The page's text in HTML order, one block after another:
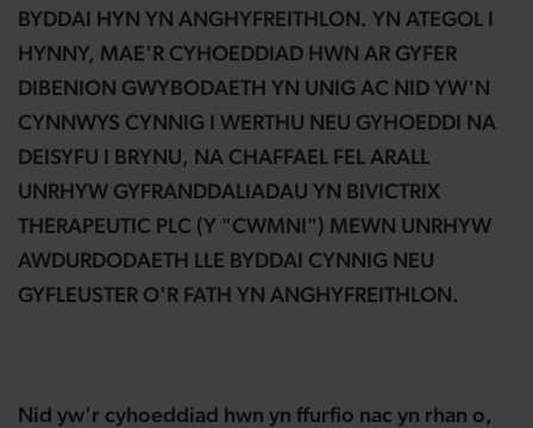
BYDDAI HYN YN ANGHYFREITHLON. YN ATEGOL I
HYNNY, MAE'R CYHOEDDIAD HWN AR GYFER
DIBENION GWYBODAETH YN UNIG AC NID YW'N
CYNNWYS CYNNIG I WERTHU NEU GYHOEDDI NA
DEISYFU I BRYNU, NA CHAFFAEL FEL ARALL
UNRHYW GYFRANDDALIADAU YN BIVICTRIX
THERAPEUTIC PLC (Y "CWMNI") MEWN UNRHYW
AWDURDODAETH LLE BYDDAI CYNNIG NEU
GYFLEUSTER O'R FATH YN ANGHYFREITHLON.
Nid yw'r cyhoeddiad hwn yn ffurfio nac yn rhan o,